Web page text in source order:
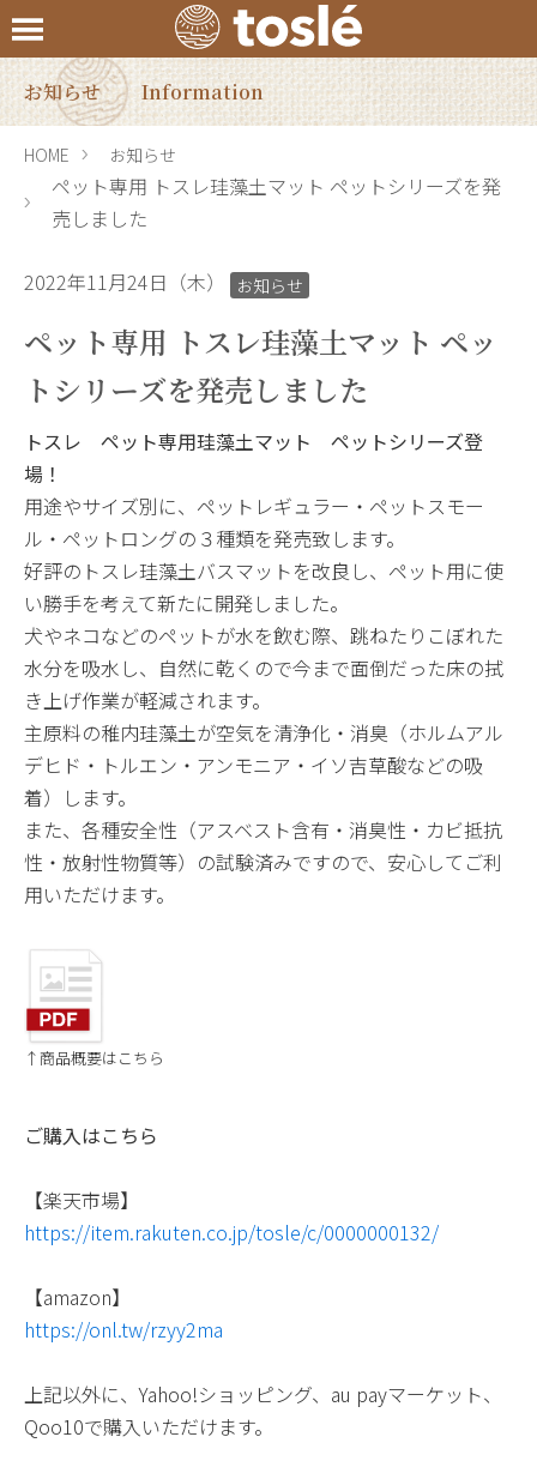
お知らせ Information
HOME お知らせ
ペット専用 トスレ珪藻土マット ペットシリーズを発
売しました
2022年11月24日（木） お知らせ
ペット専用 トスレ珪藻土マット ペッ
トシリーズを発売しました
トスレ ペット専用珪藻土マット ペットシリーズ登
場！
用途やサイズ別に、ペットレギュラー・ペットスモー
ル・ペットロングの３種類を発売致します。
好評のトスレ珪藻土バスマットを改良し、ペット用に使
い勝手を考えて新たに開発しました。
犬やネコなどのペットが水を飲む際、跳ねたりこぼれた
水分を吸水し、自然に乾くので今まで面倒だった床の拭
き上げ作業が軽減されます。
主原料の稚内珪藻土が空気を清浄化・消臭（ホルムアル
デヒド・トルエン・アンモニア・イソ吉草酸などの吸
着）します。
また、各種安全性（アスベスト含有・消臭性・カビ抵抗
性・放射性物質等）の試験済みですので、安心してご利
用いただけます。
↑商品概要はこちら
ご購入はこちら
【楽天市場】
https://item.rakuten.co.jp/tosle/c/0000000132/
【amazon】
https://onl.tw/rzyy2ma
上記以外に、Yahoo!ショッピング、au payマーケット、
Qoo10で購入いただけます。